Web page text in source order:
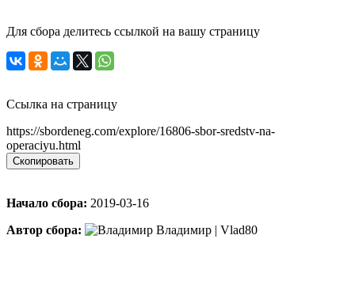
Для сбора делитесь ссылкой на вашу страницу
Ссылка на страницу
https://sbordeneg.com/explore/16806-sbor-sredstv-na-
operaciyu.html
Скопировать
Начало сбора: 2019-03-16
Автор сбора:
Владимир | Vlad80